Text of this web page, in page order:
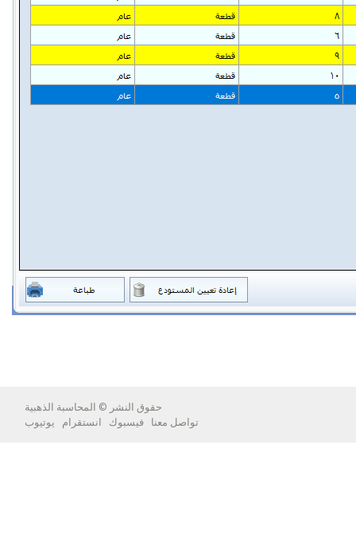
حقوق النشر © المحاسبة الذهبية
تواصل معنا فيسبوك انستقرام يوتيوب